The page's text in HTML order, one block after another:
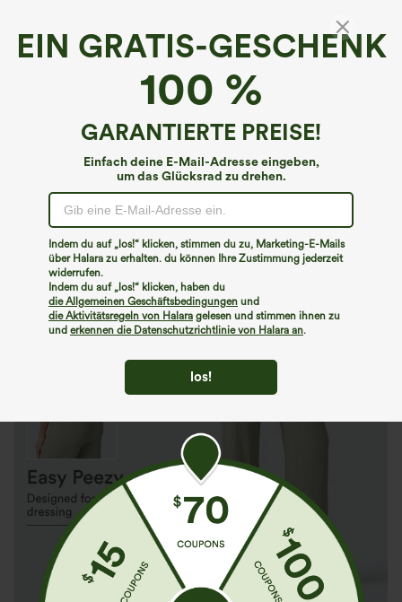
EIN GRATIS-GESCHENK
100 %
GARANTIERTE PREISE!
Einfach deine E-Mail-Adresse eingeben,
um das Glücksrad zu drehen.
Indem du auf „los!“ klicken, stimmen du zu, Marketing-E-Mails
über Halara zu erhalten. du können Ihre Zustimmung jederzeit
widerrufen.
Indem du auf „los!“ klicken, haben du
die Allgemeinen Geschäftsbedingungen und
die Aktivitätsregeln von Halara gelesen und stimmen ihnen zu
und erkennen die Datenschutzrichtlinie von Halara an.
los!
Schulterfreier, lässiger Jumpsuit mit
integriertem BH – Easy-Peasy-Edition